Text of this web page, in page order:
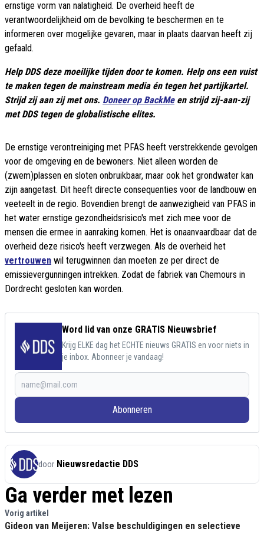
ernstige vorm van nalatigheid. De overheid heeft de
verantwoordelijkheid om de bevolking te beschermen en te
informeren over mogelijke gevaren, maar in plaats daarvan heeft zij
gefaald.
Help DDS deze moeilijke tijden door te komen. Help ons een vuist
te maken tegen de mainstream media én tegen het partijkartel.
Strijd zij aan zij met ons. Doneer op BackMeen strijd zij-aan-zij
met DDS tegen de globalistische elites.
De ernstige verontreiniging met PFAS heeft verstrekkende gevolgen
voor de omgeving en de bewoners. Niet alleen worden de
(zwem)plassen en sloten onbruikbaar, maar ook het grondwater kan
zijn aangetast. Dit heeft directe consequenties voor de landbouw en
veeteelt in de regio. Bovendien brengt de aanwezigheid van PFAS in
het water ernstige gezondheidsrisico's met zich mee voor de
mensen die ermee in aanraking komen. Het is onaanvaardbaar dat de
overheid deze risico's heeft verzwegen. Als de overheid het
vertrouwen wil terugwinnen dan moeten ze per direct de
emissievergunningen intrekken. Zodat de fabriek van Chemours in
Dordrecht gesloten kan worden.
Word lid van onze GRATIS Nieuwsbrief
Krijg ELKE dag het ECHTE nieuws GRATIS en voor niets in
je inbox. Abonneer je vandaag!
Abonneren
door Nieuwsredactie DDS
Ga verder met lezen
Vorig artikel
Gideon van Meijeren: Valse beschuldigingen en selectieve